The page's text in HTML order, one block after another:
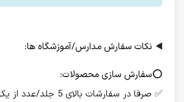
◀️ نکات سفارش مدارس/آموزشگاه ها:
⭕️سفارش سازی محصولات:
✅ صرفا در سفارشات